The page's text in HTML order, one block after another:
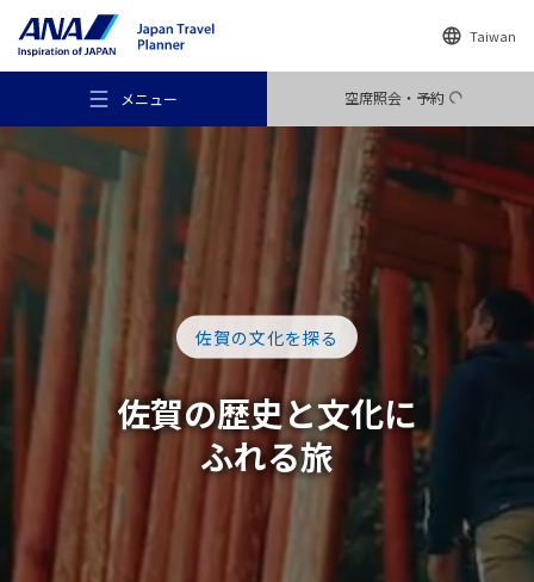
Taiwan
メニュー 空席照会・予約
おすすめの旅
旅のアイデア
行き先
旅のお役立ち情報
佐賀の文化を探る
佐賀の歴史と文化に
ふれる旅